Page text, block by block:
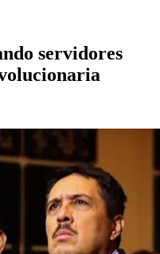
servidores